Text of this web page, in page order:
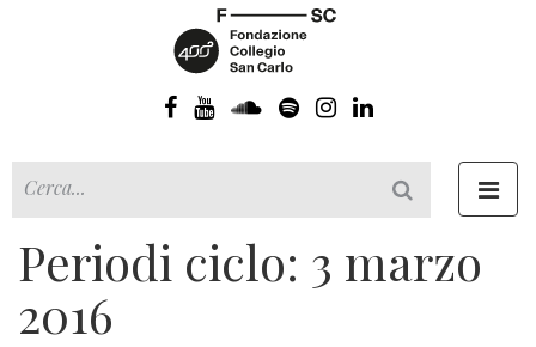
Periodi ciclo: 3 marzo
2016